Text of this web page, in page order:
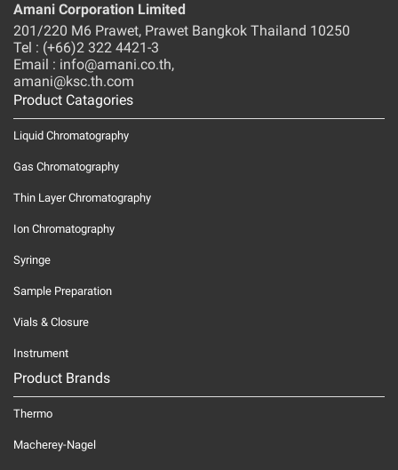
Amani Corporation Limited
201/220 M6 Prawet, Prawet Bangkok Thailand 10250
Tel : (+66)2 322 4421-3
Email : info@amani.co.th,
amani@ksc.th.com
Product Catagories
Liquid Chromatography
Gas Chromatography
Thin Layer Chromatography
Ion Chromatography
Syringe
Sample Preparation
Vials & Closure
Instrument
Product Brands
Thermo
Macherey-Nagel